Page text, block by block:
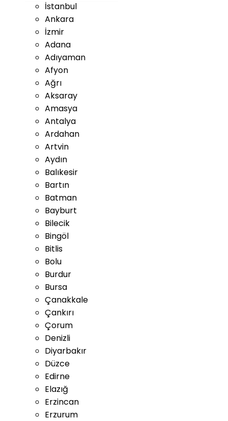
İstanbul
Ankara
İzmir
Adana
Adıyaman
Afyon
Ağrı
Aksaray
Amasya
Antalya
Ardahan
Artvin
Aydın
Balıkesir
Bartın
Batman
Bayburt
Bilecik
Bingöl
Bitlis
Bolu
Burdur
Bursa
Çanakkale
Çankırı
Çorum
Denizli
Diyarbakır
Düzce
Edirne
Elazığ
Erzincan
Erzurum